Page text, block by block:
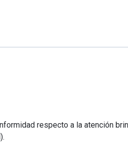
respecto a la atención